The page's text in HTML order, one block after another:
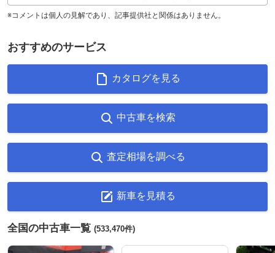
※コメントは個人の見解であり、記事提供社と関係はありません。
おすすめのサービス
カタログを見る
中古車を検索
査定相場を調べる
新車を見積る
全国の中古車一覧 (533,470件)